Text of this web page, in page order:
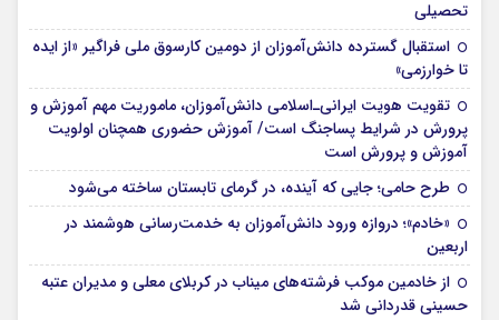
تحصیلی
استقبال گسترده دانش‌آموزان از دومین کارسوق ملی فراگیر «از ایده
تا خوارزمی»
تقویت هویت ایرانی‌ـ‌اسلامی دانش‌آموزان، ماموریت مهم آموزش و
پرورش در شرایط پساجنگ است/ آموزش حضوری همچنان اولویت
آموزش و پرورش است
طرح حامی؛ جایی که آینده، در گرمای تابستان ساخته می‌شود
«خادم»؛ دروازه ورود دانش‌آموزان به خدمت‌رسانی هوشمند در
اربعین
از خادمین موکب فرشته‌های میناب در کربلای معلی و مدیران عتبه
حسینی قدردانی شد